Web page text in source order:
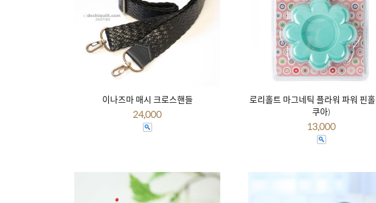
이나즈마 매시 크로스핸들
24,000
로리홀트 마그네틱 플라워 파워 핀
쿠아)
13,000